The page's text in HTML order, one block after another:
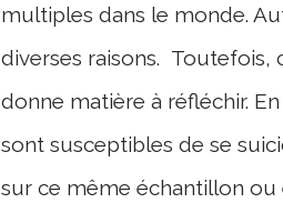
multiples dans le monde.
diverses raisons. Toutefois,
donne matière à réfléchir.
sont susceptibles de se
sur ce même échantillon